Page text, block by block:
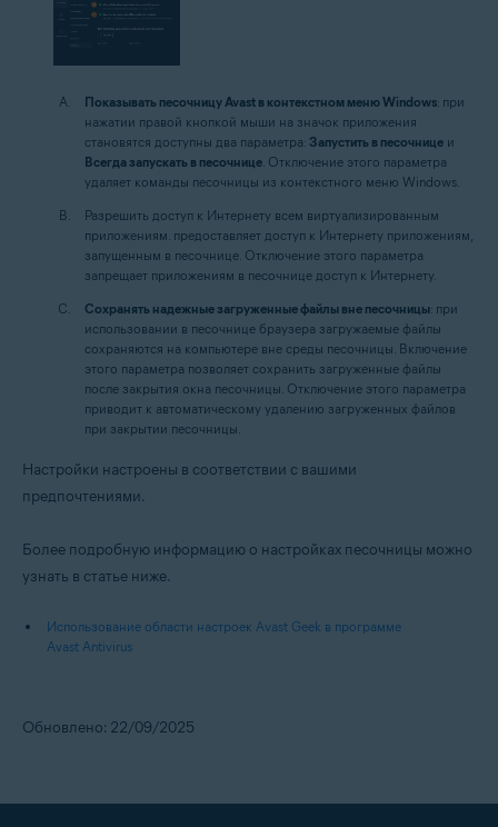
Показывать песочницу Avast в контекстном меню Windows: при
нажатии правой кнопкой мыши на значок приложения
становятся доступны два параметра: Запустить в песочнице и
Всегда запускать в песочнице . Отключение этого параметра
удаляет команды песочницы из контекстного меню Windows.
Разрешить доступ к Интернету всем виртуализированным
приложениям. предоставляет доступ к Интернету приложениям,
запущенным в песочнице. Отключение этого параметра
запрещает приложениям в песочнице доступ к Интернету.
Сохранять надежные загруженные файлы вне песочницы: при
использовании в песочнице браузера загружаемые файлы
сохраняются на компьютере вне среды песочницы. Включение
этого параметра позволяет сохранить загруженные файлы
после закрытия окна песочницы. Отключение этого параметра
приводит к автоматическому удалению загруженных файлов
при закрытии песочницы.
Настройки настроены в соответствии с вашими
предпочтениями.
Более подробную информацию о настройках песочницы можно
узнать в статье ниже.
Использование области настроек Avast Geek в программе
Avast Antivirus
Обновлено: 22/09/2025